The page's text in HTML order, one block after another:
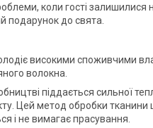
коли гості
подарунок до свята.
високими споживчими
волокна.
піддається сильної
Цей метод обробки
і не вимагає прасування.